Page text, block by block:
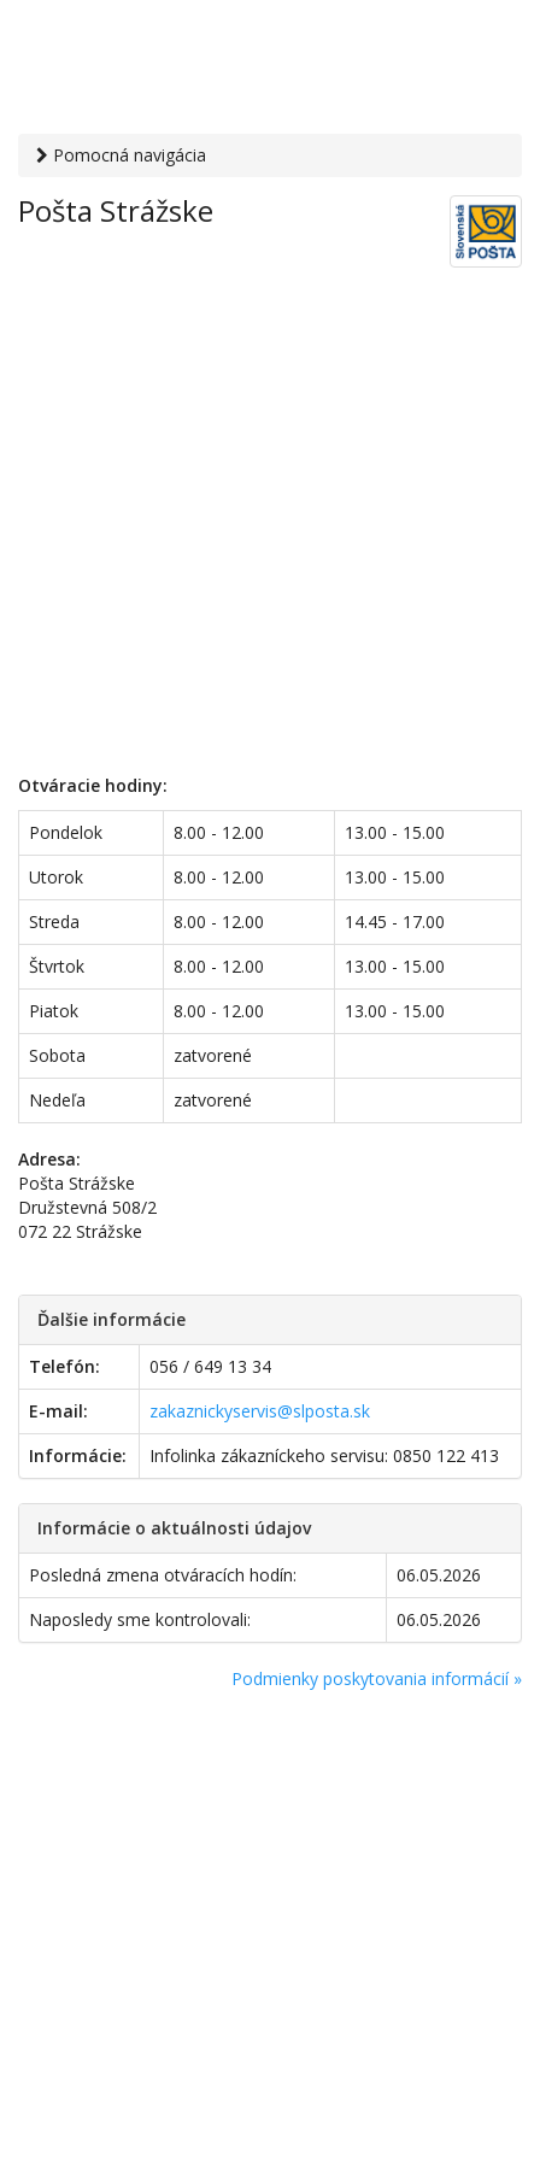
Pomocná navigácia
služby› Pošty› Pošta Strážske
Pošta Strážske
Otváracie hodiny:
Pondelok 8.00 - 12.00
13.00 - 15.00
Utorok
8.00 - 12.00
13.00 - 15.00
Streda
8.00 - 12.00
14.45 - 17.00
Štvrtok
8.00 - 12.00
13.00 - 15.00
Piatok
8.00 - 12.00
13.00 - 15.00
Sobota
zatvorené
Nedeľa
zatvorené
Adresa:
Pošta Strážske
Družstevná 508/2
072 22 Strážske
Ďalšie informácie
Telefón:
056 / 649 13 34
E-mail:
zakaznickyservis@slposta.sk
Informácie:
Infolinka zákazníckeho servisu: 0850 122 413
Informácie o aktuálnosti údajov
Posledná zmena otváracích hodín:
06.05.2026
Naposledy sme kontrolovali:
06.05.2026
Podmienky poskytovania informácií »